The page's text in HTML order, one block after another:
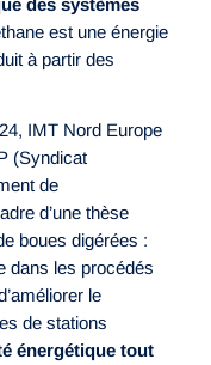
est une énergie
à partir des
IMT Nord Europe
(Syndicat
de
d’une thèse
boues digérées :
dans les procédés
le
de stations
énergétique tout